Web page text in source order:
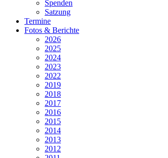
Spenden
Satzung
Termine
Fotos & Berichte
2026
2025
2024
2023
2022
2019
2018
2017
2016
2015
2014
2013
2012